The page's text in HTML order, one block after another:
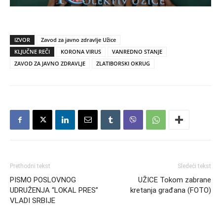
IZVOR
Zavod za javno zdravlje Užice
KLJUČNE REČI
KORONA VIRUS
VANREDNO STANJE
ZAVOD ZA JAVNO ZDRAVLJE
ZLATIBORSKI OKRUG
Prethodni tekst
PISMO POSLOVNOG
UDRUŽENJA “LOKAL PRES”
VLADI SRBIJE
Sledeći tekst
UŽICE Tokom zabrane
kretanja građana (FOTO)